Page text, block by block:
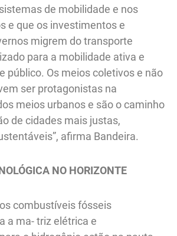
de mobilidade e nos
e que os investimentos e
migrem do transporte
para a mobilidade ativa e
público. Os meios coletivos e não
ser protagonistas na
meios urbanos e são o caminho
de cidades mais justas,
afirma Bandeira.
NO HORIZONTE
combustíveis fósseis
a ma- triz elétrica e